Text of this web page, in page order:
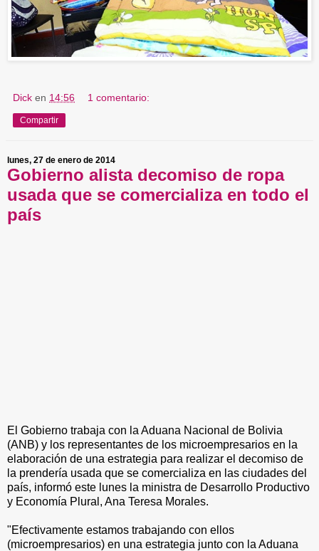
Dick en 14:56 1 comentario:
Compartir
lunes, 27 de enero de 2014
Gobierno alista decomiso de ropa
usada que se comercializa en todo el
país
El Gobierno trabaja con la Aduana Nacional de Bolivia
(ANB) y los representantes de los microempresarios en la
elaboración de una estrategia para realizar el decomiso de
la prendería usada que se comercializa en las ciudades del
país, informó este lunes la ministra de Desarrollo Productivo
y Economía Plural, Ana Teresa Morales.
"Efectivamente estamos trabajando con ellos
(microempresarios) en una estrategia junto con la Aduana